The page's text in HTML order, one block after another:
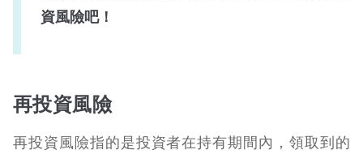
資風險吧！
再投資風險
再投資風險指的是投資者在持有期間內，領取到的